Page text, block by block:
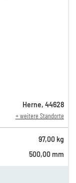
Herne, 44628
+ weitere Standorte
97,00 kg
500,00 mm